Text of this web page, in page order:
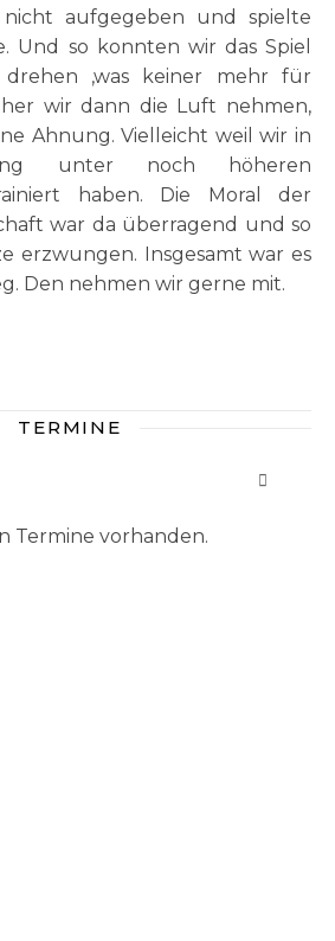
aufgegeben und spielte
Und so konnten wir das Spiel
drehen ,was keiner mehr für
wir dann die Luft nehmen,
Ahnung. Vielleicht weil wir in
unter noch höheren
haben. Die Moral der
war da überragend und so
erzwungen. Insgesamt war es
Den nehmen wir gerne mit.
TERMINE
Termine vorhanden.